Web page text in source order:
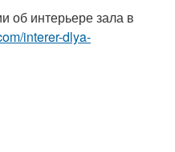
об интерьере зала в
interer-dlya-